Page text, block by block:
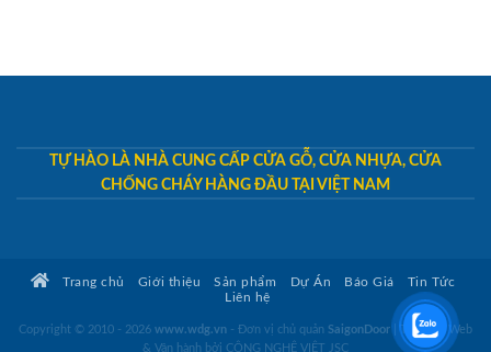
TỰ HÀO LÀ NHÀ CUNG CẤP CỬA GỖ, CỬA NHỰA, CỬA
CHỐNG CHÁY HÀNG ĐẦU TẠI VIỆT NAM
Trang chủ Giới thiệu Sản phẩm Dự Án Báo Giá
Tin Tức
Liên hệ
Copyright © 2010 - 2026 www.wdg.vn - Đơn vị chủ quản SaigonDoor |Thiết kế Web
& Vận hành bởi CÔNG NGHỆ VIỆT JSC